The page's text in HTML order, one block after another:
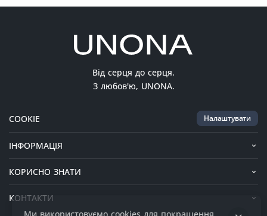
Від серця до серця.
З любов'ю, UNONA.
COOKIE Налаштувати
ІНФОРМАЦІЯ
КОРИСНО ЗНАТИ
КОНТАКТИ